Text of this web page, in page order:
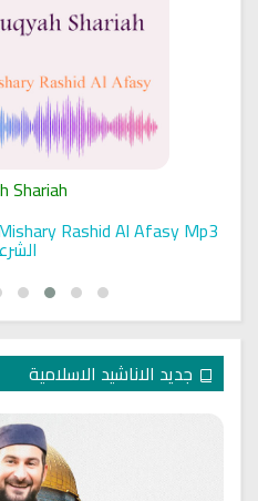
Shariah
جديد الاناشيد الاسلامية